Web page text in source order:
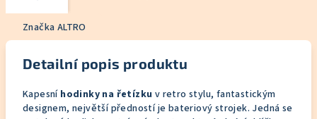
Značka ALTRO
Detailní popis produktu
Kapesní hodinky na řetízku v retro stylu, fantastickým
designem, největší předností je bateriový strojek. Jedná se